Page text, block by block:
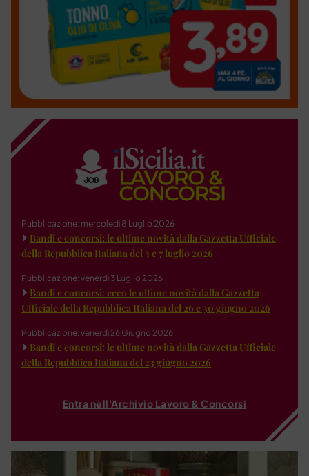
Pubblicazione: mercoledì 8 Luglio 2026
Bandi e concorsi: le ultime novità dalla Gazzetta Ufficiale
della Repubblica Italiana del 3 e 7 luglio 2026
Pubblicazione: venerdì 3 Luglio 2026
Bandi e concorsi: ecco le ultime novità dalla Gazzetta
Ufficiale della Repubblica Italiana del 26 e 30 giugno 2026
Pubblicazione: venerdì 26 Giugno 2026
Bandi e concorsi: le ultime novità dalla Gazzetta Ufficiale
della Repubblica Italiana del 23 giugno 2026
Entra nell'Archivio Lavoro & Concorsi